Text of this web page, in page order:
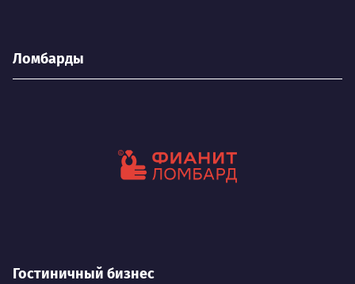
Ломбарды
Гостиничный бизнес